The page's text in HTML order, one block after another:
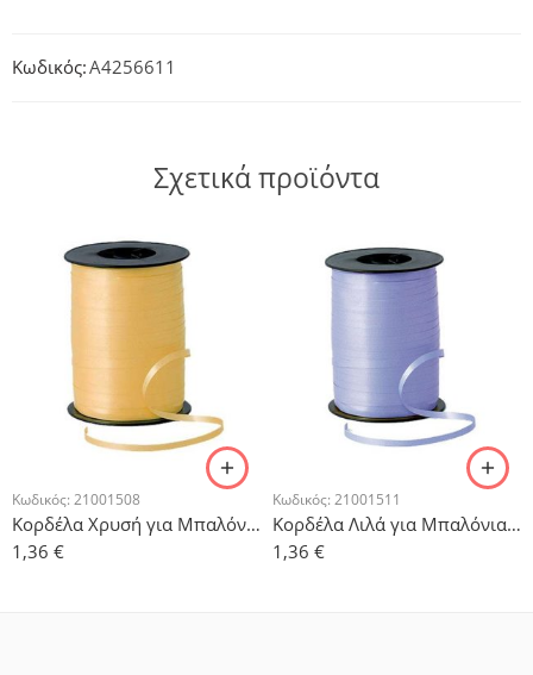
Κωδικός:A4256611
Σχετικά προϊόντα
Κωδικός: 21001508
Κορδέλα Χρυσή για Μπαλόνια 500μ
1,36 €
Κωδικός: 21001511
Κορδέλα Λιλά για Μπαλόνια 500μ
1,36 €